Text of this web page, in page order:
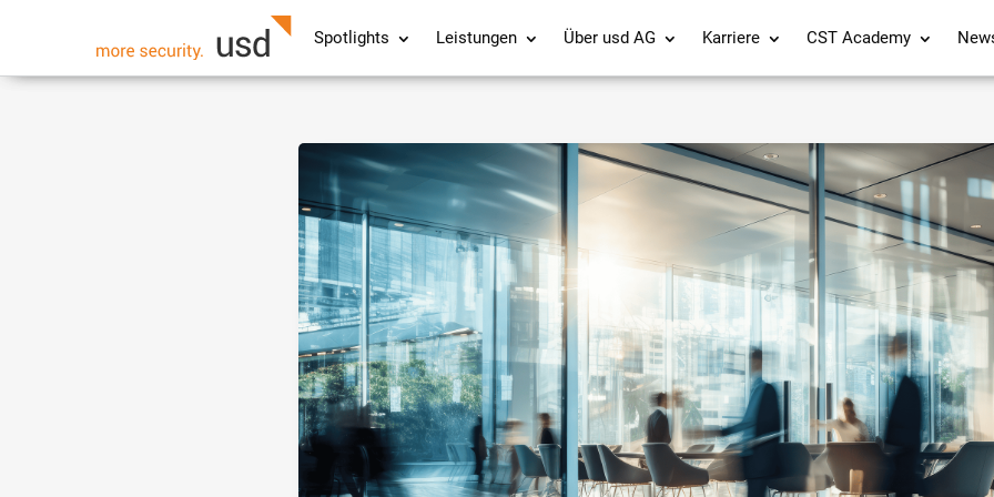
Spotlights Leistungen Über usd AG Karriere CST Academy